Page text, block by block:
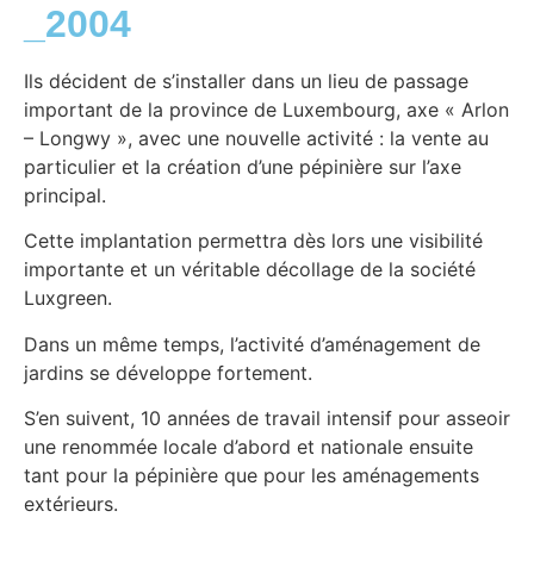
_2004
Ils décident de s’installer dans un lieu de passage
important de la province de Luxembourg, axe « Arlon
– Longwy », avec une nouvelle activité : la vente au
particulier et la création d’une pépinière sur l’axe
principal.
Cette implantation permettra dès lors une visibilité
importante et un véritable décollage de la société
Luxgreen.
Dans un même temps, l’activité d’aménagement de
jardins se développe fortement.
S’en suivent, 10 années de travail intensif pour asseoir
une renommée locale d’abord et nationale ensuite
tant pour la pépinière que pour les aménagements
extérieurs.